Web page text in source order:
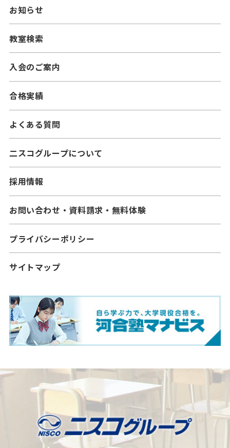
お知らせ
教室検索
入会のご案内
合格実績
よくある質問
二スコグループについて
採用情報
お問い合わせ・資料請求・無料体験
プライバシーポリシー
サイトマップ
━中学生コース
━中学生コース
ニスコパーソナル
━小学生コース
━中学生コース
━高校生コース